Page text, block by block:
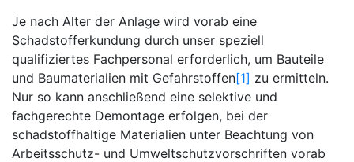
Je nach Alter der Anlage wird vorab eine
Schadstofferkundung durch unser speziell
qualifiziertes Fachpersonal erforderlich, um Bauteile
und Baumaterialien mit Gefahrstoffen[1] zu ermitteln.
Nur so kann anschließend eine selektive und
fachgerechte Demontage erfolgen, bei der
schadstoffhaltige Materialien unter Beachtung von
Arbeitsschutz- und Umweltschutzvorschriften vorab